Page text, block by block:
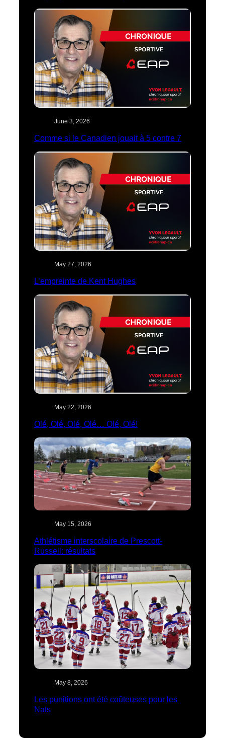
June 3, 2026
Comme si le Canadien jouait à 5 contre 7
May 27, 2026
L’empreinte de Kent Hughes
May 22, 2026
Olé, Olé, Olé, Olé… Olé, Olé!
May 15, 2026
Athlétisme interscolaire de Prescott-
Russell: résultats
May 8, 2026
Les punitions ont été coûteuses pour les
Nats